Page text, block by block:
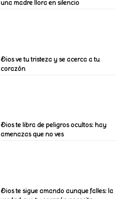
una madre llora en silencio
Dios ve tu tristeza y se acerca a tu
corazón
Dios te libra de peligros ocultos: hay
amenazas que no ves
Dios te sigue amando aunque falles: la